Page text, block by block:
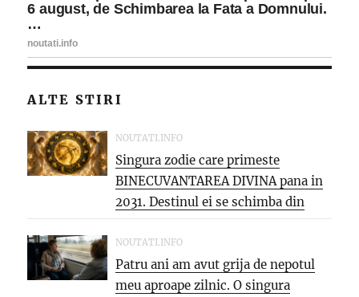
ALTE STIRI
NOUTATI.INFO
Singura zodie care primeste
BINECUVANTAREA DIVINA pana in
2031. Destinul ei se schimba din
temelii,...
NOUTATI.INFO
Patru ani am avut grija de nepotul
meu aproape zilnic. O singura